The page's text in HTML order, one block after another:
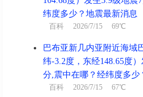
纬度多少？地震最新消息
百科 2026/7/15 69℃
巴布亚新几内亚附近海域
纬-3.2度，东经148.65度
分,震中在哪？经纬度多少
百科 2026/7/15 67℃